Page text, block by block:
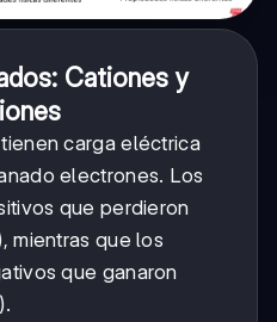
Cationes y
tienen carga eléctrica
electrones. Los
que perdieron
mientras que los
que ganaron